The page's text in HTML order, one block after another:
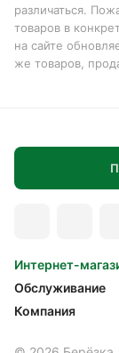
различаться.
товаров в
на сайте
же товаров,
Интернет-
Обслуживание
Компания